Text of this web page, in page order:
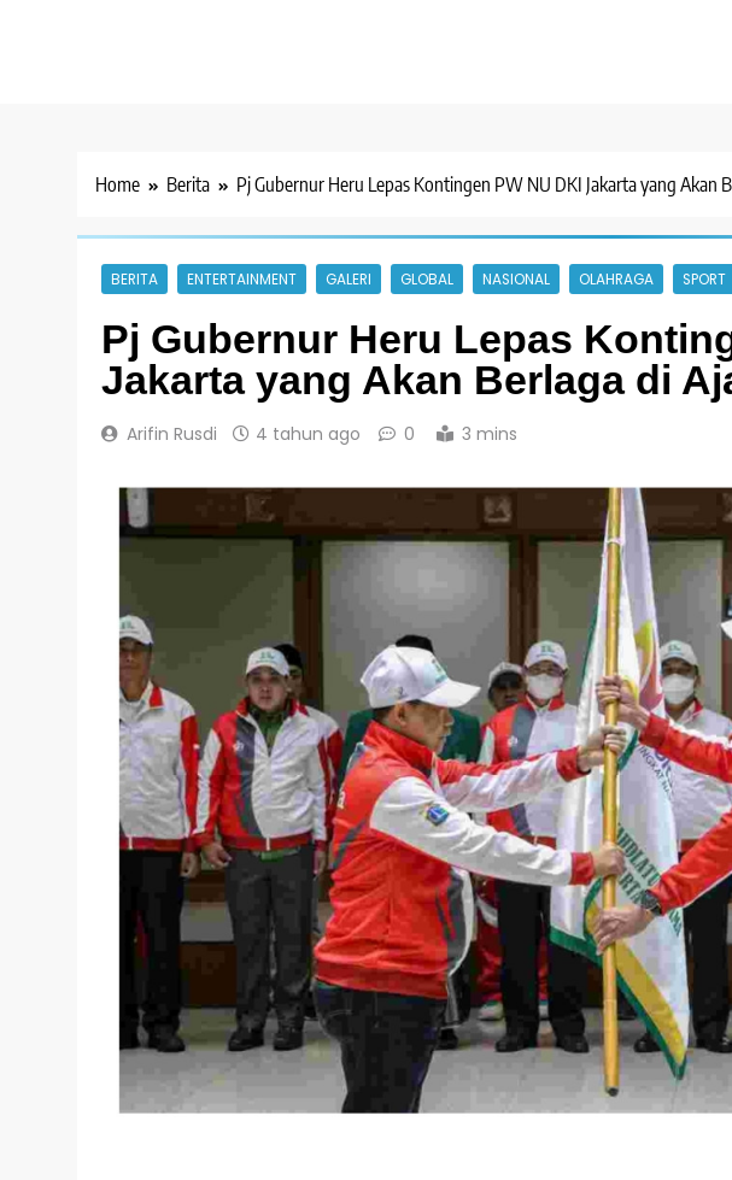
Home Berita Pj Gubernur Heru Lepas Kontingen PW NU DKI Jakarta yang Akan
BERITA ENTERTAINMENT GALERI GLOBAL NASIONAL OLAHRAGA SPORT
Pj Gubernur Heru Lepas
Jakarta yang Akan Berlaga di
Arifin Rusdi 4 tahun ago 0 3 mins